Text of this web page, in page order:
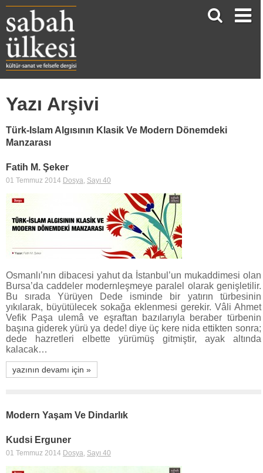
Yazı Arşivi
Türk-Islam Algısının Klasik Ve Modern Dönemdeki
Manzarası
Fatih M. Şeker
01 Temmuz 2014 Dosya, Sayı 40
Osmanlı’nın dibacesi yahut da İstanbul’un mukaddimesi olan
Bursa’da caddeler modernleşmeye paralel olarak genişletilir.
Bu sırada Yürüyen Dede is­minde bir yatırın türbesinin
yıkılarak, büyütülecek sokağa eklenmesi gerekir. Vâli Ahmet
Vefik Pa­şa ulemâ ve eşraftan bazılarıyla beraber türbenin
başına giderek yürü ya dede! diye üç kere nida ettikten sonra;
dede hazretleri elbette yürümüş git­miştir, ayak altında
kalacak…
yazının devamı için »
Modern Yaşam Ve Dindarlık
Kudsi Erguner
01 Temmuz 2014 Dosya, Sayı 40